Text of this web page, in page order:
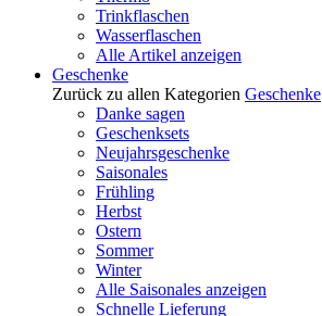
Trinkflaschen
Wasserflaschen
Alle Artikel anzeigen
Geschenke
Zurück zu allen Kategorien Geschenke
Danke sagen
Geschenksets
Neujahrsgeschenke
Saisonales
Frühling
Herbst
Ostern
Sommer
Winter
Alle Saisonales anzeigen
Schnelle Lieferung